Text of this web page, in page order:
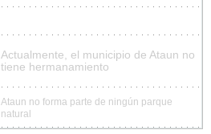
Actualmente, el municipio de Ataun no
tiene hermanamiento
Ataun no forma parte de ningún parque
natural